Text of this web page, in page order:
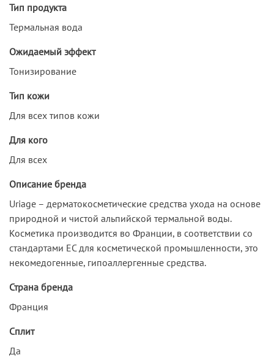
Тип продукта
Термальная вода
Ожидаемый эффект
Тонизирование
Тип кожи
Для всех типов кожи
Для кого
Для всех
Описание бренда
Uriage – дерматокосметические средства ухода на основе
природной и чистой альпийской термальной воды.
Косметика производится во Франции, в соответствии со
стандартами ЕС для косметической промышленности, это
некомедогенные, гипоаллергенные средства.
Страна бренда
Франция
Сплит
Да